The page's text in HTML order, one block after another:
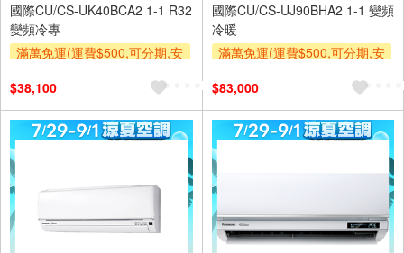
國際CU/CS-UK40BCA2 1-1 R32
變頻冷專
滿萬免運(運費$500,可分期,安
及使用6期以上分期0利率,需付
基本安裝運費)
滿額折$500
滿額贈券
$38,100
國際CU/CS-UJ90BHA2 1-1 變頻
冷暖
滿萬免運(運費$500,可分期,安
及使用6期以上分期0利率,需付
基本安裝運費)
滿額折$500
滿額贈券
$83,000